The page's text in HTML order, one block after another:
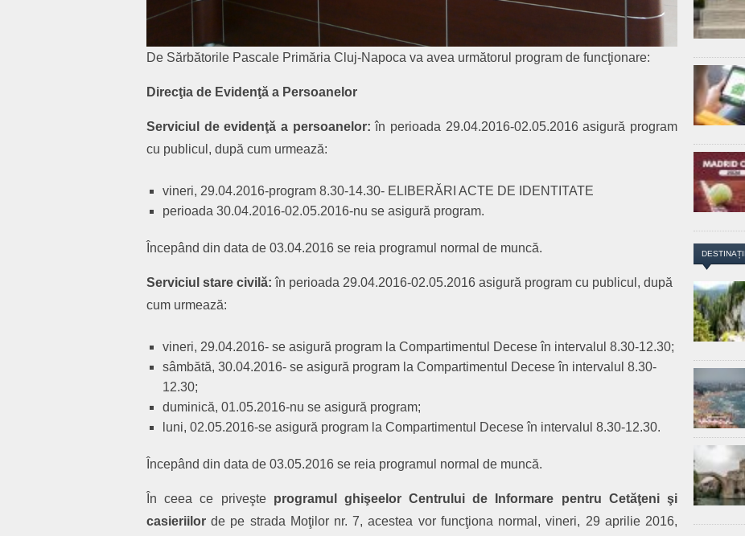
De Sărbătorile Pascale Primăria Cluj-Napoca va avea următorul program de funcţionare:
Direcţia de Evidenţă a Persoanelor
Serviciul de evidenţă a persoanelor: în perioada 29.04.2016-02.05.2016 asigură program
cu publicul, după cum urmează:
vineri, 29.04.2016-program 8.30-14.30- ELIBERĂRI ACTE DE IDENTITATE
perioada 30.04.2016-02.05.2016-nu se asigură program.
Începând din data de 03.04.2016 se reia programul normal de muncă.
Serviciul stare civilă: în perioada 29.04.2016-02.05.2016 asigură program cu publicul, după
cum urmează:
vineri, 29.04.2016- se asigură program la Compartimentul Decese în intervalul 8.30-12.30;
sâmbătă, 30.04.2016- se asigură program la Compartimentul Decese în intervalul 8.30-
12.30;
duminică, 01.05.2016-nu se asigură program;
luni, 02.05.2016-se asigură program la Compartimentul Decese în intervalul 8.30-12.30.
Începând din data de 03.05.2016 se reia programul normal de muncă.
În ceea ce priveşteprogramul ghişeelorCentrului de Informare pentru Cetăţeni şi
casieriilor de pe strada Moţilor nr. 7, acestea vor funcţiona normal, vineri, 29 aprilie 2016,